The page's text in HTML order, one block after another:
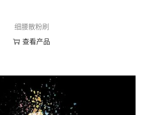
细腰散粉刷
查看产品